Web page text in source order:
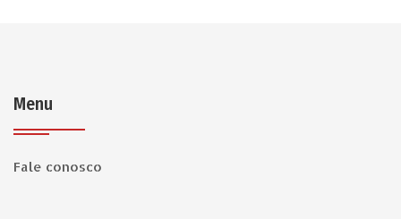
Menu
Fale conosco